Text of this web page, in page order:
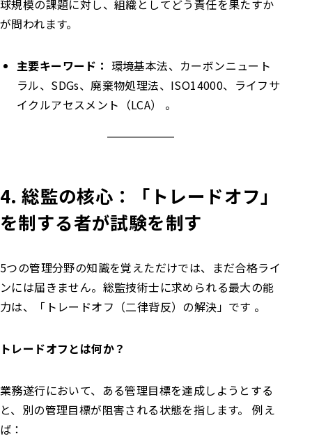
球規模の課題に対し、組織としてどう責任を果たすか
が問われます。
主要キーワード： 環境基本法、カーボンニュート
ラル、SDGs、廃棄物処理法、ISO14000、ライフサ
イクルアセスメント（LCA） 。
4. 総監の核心：「トレードオフ」
を制する者が試験を制す
5つの管理分野の知識を覚えただけでは、まだ合格ライ
ンには届きません。総監技術士に求められる最大の能
力は、「トレードオフ（二律背反）の解決」です 。
トレードオフとは何か？
業務遂行において、ある管理目標を達成しようとする
と、別の管理目標が阻害される状態を指します。 例え
ば：